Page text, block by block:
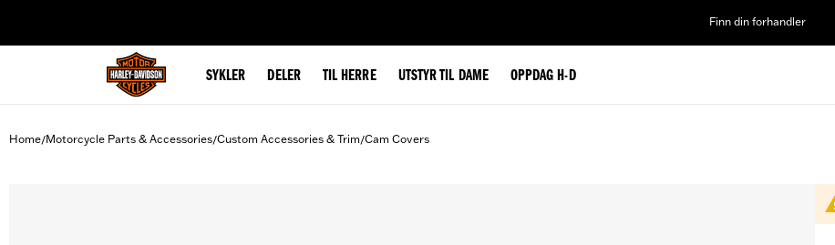
Finn din forhandler
SYKLER DELER TIL HERRE UTSTYR TIL DAME OPPDAG H-D
Home/Motorcycle Parts & Accessories/Custom Accessories & Trim/Cam Covers